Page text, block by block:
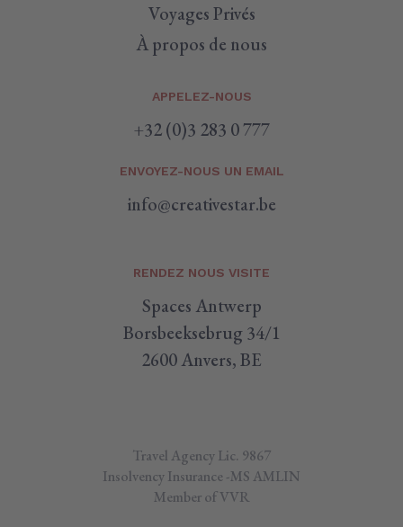
Voyages Privés
À propos de nous
APPELEZ-NOUS
+32 (0)3 283 0 777
ENVOYEZ-NOUS UN EMAIL
info@creativestar.be
RENDEZ NOUS VISITE
Spaces Antwerp
Borsbeeksebrug 34/1
2600 Anvers, BE
Travel Agency Lic. 9867
Insolvency Insurance -MS AMLIN
Member of VVR